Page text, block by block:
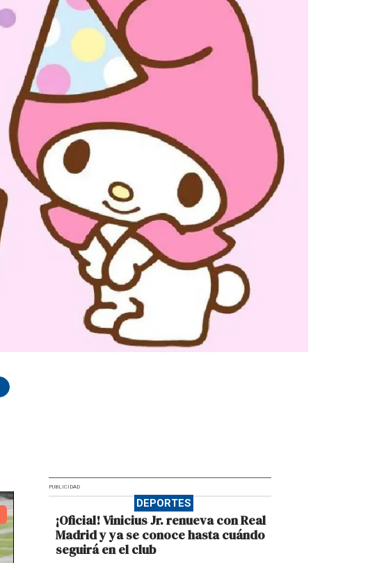
PUBLICIDAD
DEPORTES
¡Oficial! Vinicius Jr. renueva con Real
Madrid y ya se conoce hasta cuándo
seguirá en el club